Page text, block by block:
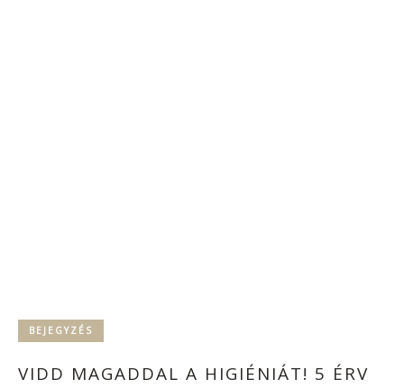
BEJEGYZÉS
VIDD MAGADDAL A HIGIÉNIÁT! 5 ÉRV